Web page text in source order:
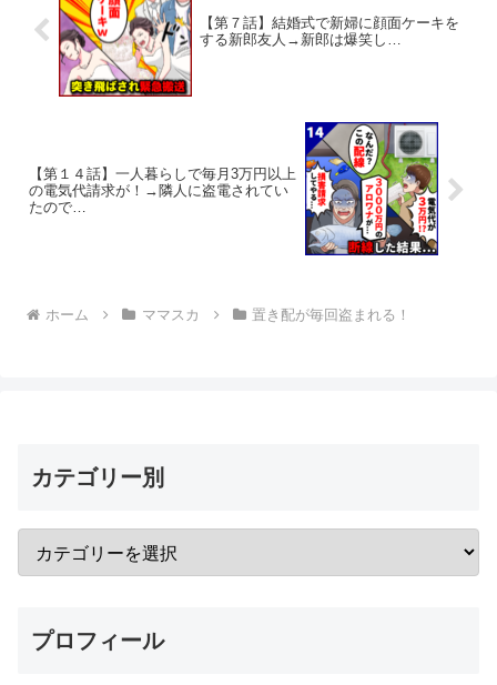
【第７話】結婚式で新婦に顔面ケーキを
する新郎友人→新郎は爆笑し…
【第１４話】一人暮らしで毎月3万円以上
の電気代請求が！→隣人に盗電されてい
たので…
ホーム ママスカ 置き配が毎回盗まれる！
カテゴリー別
プロフィール